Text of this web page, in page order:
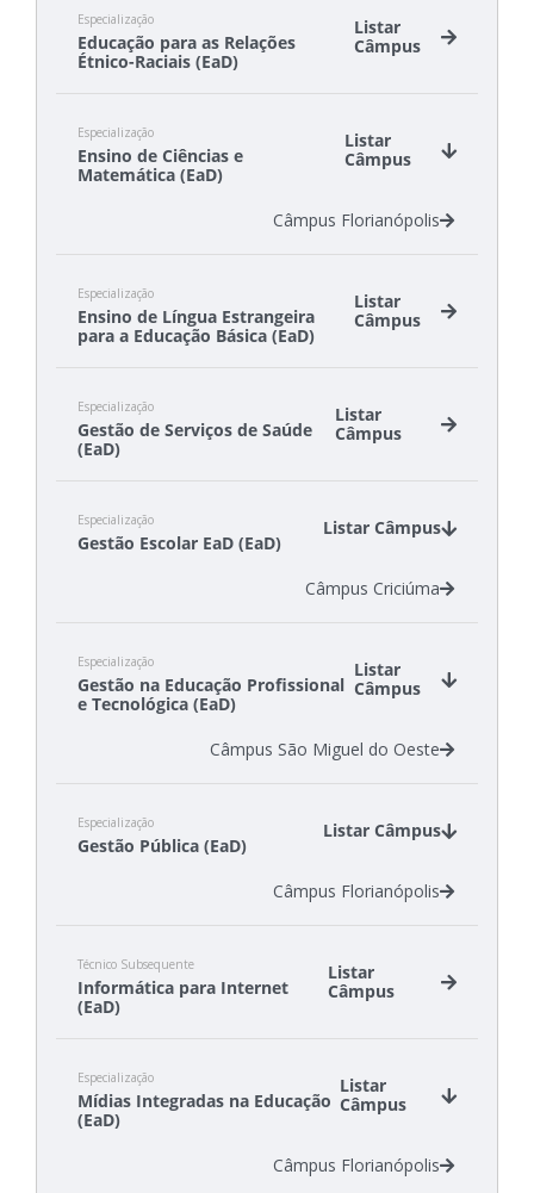
Especialização
Educação para as Relações
Étnico-Raciais (EaD)
Listar
Câmpus
Câmpus São Miguel do Oeste
Especialização
Ensino de Ciências e
Matemática (EaD)
Listar
Câmpus
Câmpus Florianópolis
Especialização
Ensino de Língua Estrangeira
para a Educação Básica (EaD)
Listar
Câmpus
Câmpus São José
Especialização
Gestão de Serviços de Saúde
(EaD)
Listar
Câmpus
Câmpus Itajaí
Câmpus São Carlos
Especialização
Gestão Escolar EaD (EaD)
Listar Câmpus
Câmpus Criciúma
Especialização
Gestão na Educação Profissional
e Tecnológica (EaD)
Listar
Câmpus
Câmpus São Miguel do Oeste
Especialização
Gestão Pública (EaD)
Listar Câmpus
Câmpus Florianópolis
Técnico Subsequente
Informática para Internet
(EaD)
Listar
Câmpus
Câmpus São Lourenço do Oeste
Especialização
Mídias Integradas na Educação
(EaD)
Listar
Câmpus
Câmpus Florianópolis